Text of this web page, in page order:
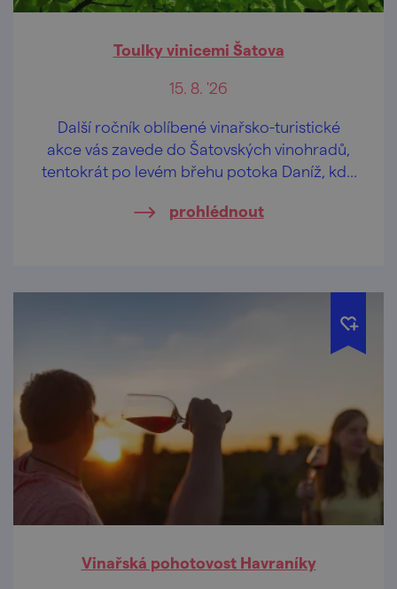
Toulky vinicemi Šatova
15. 8. '26
Další ročník oblíbené vinařsko-turistické
akce vás zavede do Šatovských vinohradů,
tentokrát po levém břehu potoka Daníž, kde
prohlédnout
Vinařská pohotovost Havraníky